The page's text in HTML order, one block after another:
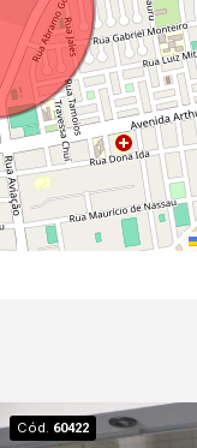
Cód. 60422